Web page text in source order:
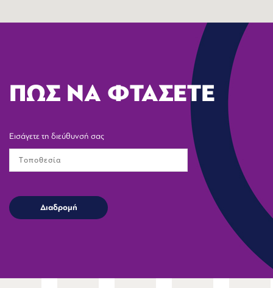
ΠΩΣ ΝΑ ΦΤΑΣΕΤΕ
Εισάγετε τη διεύθυνσή σας